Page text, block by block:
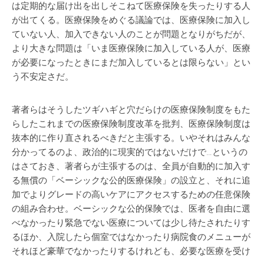
は定期的な届け出を出しそこねて医療保険を失ったりする人
が出てくる。医療保険をめぐる議論では、医療保険に加入し
ていない人、加入できない人のことが問題となりがちだが、
より大きな問題は「いま医療保険に加入している人が、医療
が必要になったときにまだ加入しているとは限らない」とい
う不安定さだ。
著者らはそうしたツギハギと穴だらけの医療保険制度をもた
らしたこれまでの医療保険制度改革を批判、医療保険制度は
抜本的に作り直されるべきだと主張する。いやそれはみんな
分かってるのよ、政治的に現実的ではないだけで…というの
はさておき、著者らが主張するのは、全員が自動的に加入す
る無償の「ベーシックな公的医療保険」の設立と、それに追
加でよりグレードの高いケアにアクセスするための任意保険
の組み合わせ。ベーシックな公的保険では、医者を自由に選
べなかったり緊急でない医療については少し待たされたりす
るほか、入院したら個室ではなかったり病院食のメニューが
それほど豪華でなかったりするけれども、必要な医療を受け